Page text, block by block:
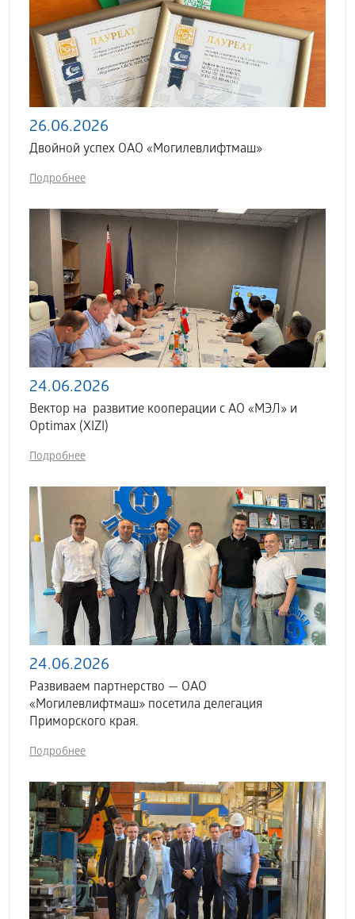
26.06.2026
Двойной успех ОАО «Могилевлифтмаш»
Подробнее
24.06.2026
Вектор на развитие кооперации с АО «МЭЛ» и
Optimax (XIZI)
Подробнее
24.06.2026
Развиваем партнерство — ОАО
«Могилевлифтмаш» посетила делегация
Приморского края.
Подробнее